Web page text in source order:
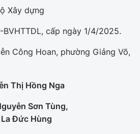
Xây dựng
cấp ngày 1/4/2025.
Công Hoan, phường Giảng Võ,
Thị Hồng Nga
Sơn Tùng,
Đức Hùng